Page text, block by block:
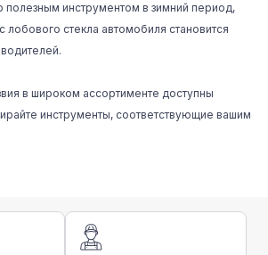
инструментом в зимний период,
лобового стекла автомобиля становится
в широком ассортименте доступны
инструменты, соответствующие вашим